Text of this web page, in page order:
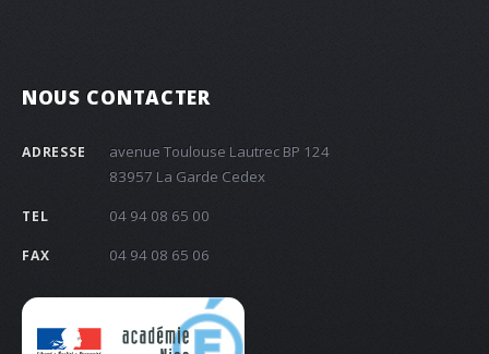
NOUS CONTACTER
ADRESSE
avenue Toulouse Lautrec BP 124
83957 La Garde Cedex
TEL 04 94 08 65 00
FAX 04 94 08 65 06